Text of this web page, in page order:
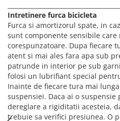
Intretinere furca bicicleta
Furca si amortizorul spate, in
sunt componente sensibile
corespunzatoare. Dupa fiecare
atent si mai ales fara apa sub
patrunde in interior pe sub
folosi un lubrifiant special
Inainte de fiecare tura mai
suspensiei. Daca ai o suspensie
dereglare a rigiditatii acesteia,
trebuie sa verifici presiunea. O